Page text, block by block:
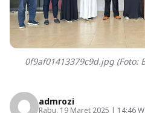
0f9af01413379c9d.jpg (Foto:
admrozi
Rabu, 19 Maret 2025 | 14:46